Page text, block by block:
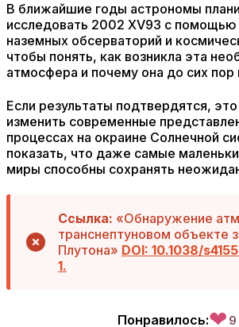
В ближайшие годы астрономы
исследовать 2002 XV93 с помощью
наземных обсерваторий и
чтобы понять, как возникла эта
атмосфера и почему она до сих пор
Если результаты подтвердятся,
изменить современные
процессах на окраине Солнечной
показать, что даже самые
миры способны сохранять
Ссылка: «Обнаружение
транснептуновом объекте
Плутона» DOI: 10.1038/
1.
Понравилось:❤ 9